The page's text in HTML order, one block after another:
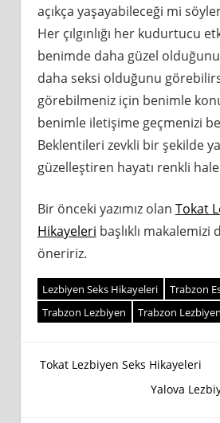
açıkça yaşayabileceği mi
Her çılgınlığı her kudurtucu
benimde daha güzel
daha seksi olduğunu
görebilmeniz için benimle
benimle iletişime geçmenizi
Beklentileri zevkli bir şekilde
güzelleştiren hayatı renkli
Bir önceki yazımız olan Tokat
Hikayeleri başlıklı makalemizi
öneririz.
Lezbiyen Seks Hikayeleri
Trabzon
Trabzon Lezbiyen
Trabzon
Yazı
Tokat Lezbiyen Seks Hikayeleri
Yalova